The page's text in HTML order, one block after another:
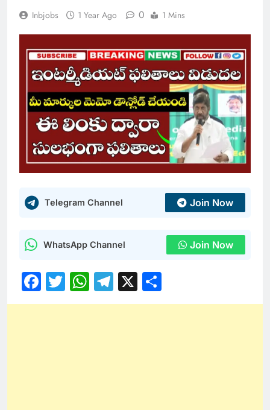
Inbjobs 1 Year Ago 0 1 Mins
Telegram Channel Join Now
WhatsApp Channel Join Now
Facebook
Twitter
WhatsApp
Telegram
X